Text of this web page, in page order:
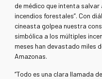
de médico que intenta salvar
incendios forestales”. Con
cineasta golpea nuestra
simbólica a los múltiples
meses han devastado miles
Amazonas.
“Todo es una clara llamada